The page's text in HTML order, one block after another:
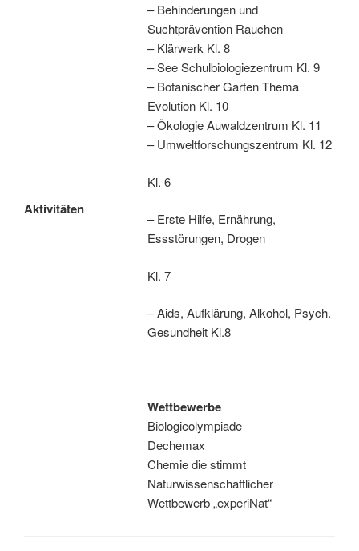
Aktivitäten
– Behinderungen und
Suchtprävention Rauchen
– Klärwerk Kl. 8
– See Schulbiologiezentrum Kl. 9
– Botanischer Garten Thema
Evolution Kl. 10
– Ökologie Auwaldzentrum Kl. 11
– Umweltforschungszentrum Kl. 12
Kl. 6
– Erste Hilfe, Ernährung,
Essstörungen, Drogen
Kl. 7
– Aids, Aufklärung, Alkohol, Psych.
Gesundheit Kl.8
Wettbewerbe
Biologieolympiade
Dechemax
Chemie die stimmt
Naturwissenschaftlicher
Wettbewerb „experiNat“